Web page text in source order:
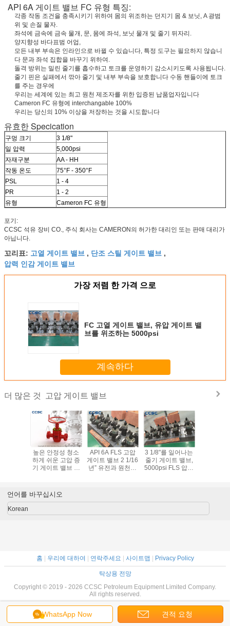
API 6A 게이트 밸브 FC 유형 특징:
각종 작동 조건을 충족시키기 위하여 몸의 위조하는 던지기 몸 & 보닛, A 광범
위 및 손질 물자.
좌석에 금속에 금속 물개, 문, 몸에 좌석, 보닛 물개 및 줄기 뒤자리.
양지향성 바다표범 어업,
모든 내부 부속은 인라인으로 바뀔 수 있습니다, 특정 도구는 필요하지 않습니
다 문과 좌석 집합을 바꾸기 위하여.
돌격 방위는 밀린 줄기를 흡수하고 토크를 운영하기 감소시키도록 사용됩니다.
줄기 핀은 실패에서 깎아 줄기 및 내부 부속을 보호합니다 수동 핸들이에 토크
를 주는 경우에
우리는 세계에 있는 최고 원천 제조자를 위한 입증된 납품업자입니다
Cameron FC 유형에 interchangable 100%
우리는 당신의 10% 이상을 저장하는 것을 시도합니다
유효한 Specication
구멍 크기
3 1/8"
일 압력
5,000psi
자재구분
AA - HH
작동 온도
75°F - 350°F
PSL
1 - 4
PR
1 - 2
유형
Cameron FC 유형
포기:
CCSC 석유 장비 CO., 주식 회사는 CAMERON의 허가한 대리인 또는 판매 대리가
아닙니다.
꼬리표: 고열 게이트 밸브 , 단조 스틸 게이트 밸브 ,
압력 인감 게이트 밸브
가장 저렴 한 가격 으로
FC 고열 게이트 밸브, 유압 게이트 밸
브를 위조하는 5000psi
계속하다
더 많은 것 고압 게이트 밸브
높은 안정성 청소
하게 쉬운 고압 증
기 게이트 밸브 양
API 6A FLS 고압
게이트 밸브 2 1/16
년” 유전과 원천을
3 1/8"를 일어나는
줄기 게이트 밸브,
5000psi FLS 압축
WhatsApp Now 견적 요청
언어를 바꾸십시오
Korean
홈 | 우리에 대하여 | 연락주세요 | 사이트맵 | Privacy Policy
탁상용 전망
Copyright © 2019 - 2026 CCSC Petroleum Equipment Limited Company.
All rights reserved.